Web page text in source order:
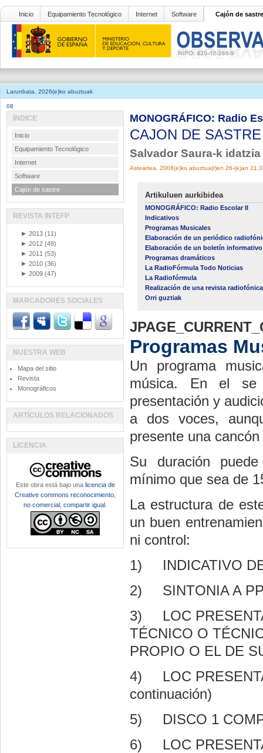
Inicio Equipamiento Tecnológico Internet Software Cajón de sastre
Larunbata, 2026(e)ko abuztuak
08
MONOGRÁFICO: Radio
CAJON DE
Salvador Saura-k idatzia
Asteartea, 2008(e)ko abuztua(r)en 26-(e)an
Artikuluen aurkibidea
MONOGRÁFICO: Radio Escolar II
Indicativos
Programas Musicales
Elaboración de un periódico
Elaboración de un boletín informativo
Programas dramáticos
La RadioFórmula Todo Noticias
La Radiofórmula
Realización de una revista radiofónica
Orri guztiak
Programas
Un programa
música. En el se
presentación y
a dos voces,
presente una
Su duración
mínimo que sea de
La estructura de
un buen
ni control:
1)
INDICATIVO
2)
SINTONIA A
3)
LOC
TÉCNICO O
PROPIO O EL DE
4)
LOC
continuación)
5)
DISCO 1
6)
LOC
ÍNDICE
Inicio
Equipamiento Tecnológico
Internet
Software
Cajón de sastre
REVISTA INTEFP
► 2013 (11)
► 2012 (49)
► 2011 (53)
► 2010 (36)
► 2009 (47)
MARCADORES SOCIALES
NUESTRA WEB
Mapa del sitio
Revista
Monográficos
ARTÍCULOS RELACIONADOS
LICENCIA
Este obra está bajo una licencia de
Creative commons reconocimiento,
no comercial, compartir igual